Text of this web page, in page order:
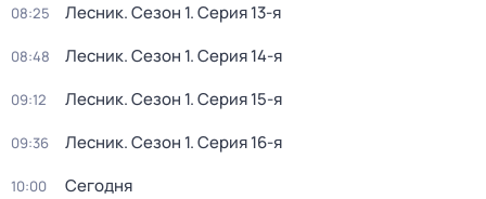
08:25 Лесник. Сезон 1. Серия 13-я
08:48 Лесник. Сезон 1. Серия 14-я
09:12 Лесник. Сезон 1. Серия 15-я
09:36 Лесник. Сезон 1. Серия 16-я
10:00 Сегодня